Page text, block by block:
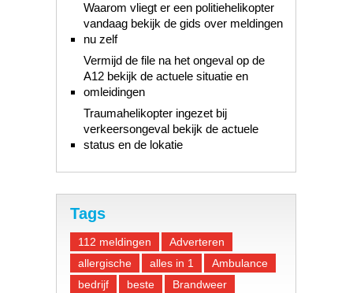
Waarom vliegt er een politiehelikopter
vandaag bekijk de gids over meldingen
nu zelf
Vermijd de file na het ongeval op de
A12 bekijk de actuele situatie en
omleidingen
Traumahelikopter ingezet bij
verkeersongeval bekijk de actuele
status en de lokatie
Tags
112 meldingen
Adverteren
allergische
alles in 1
Ambulance
bedrijf
beste Brandweer